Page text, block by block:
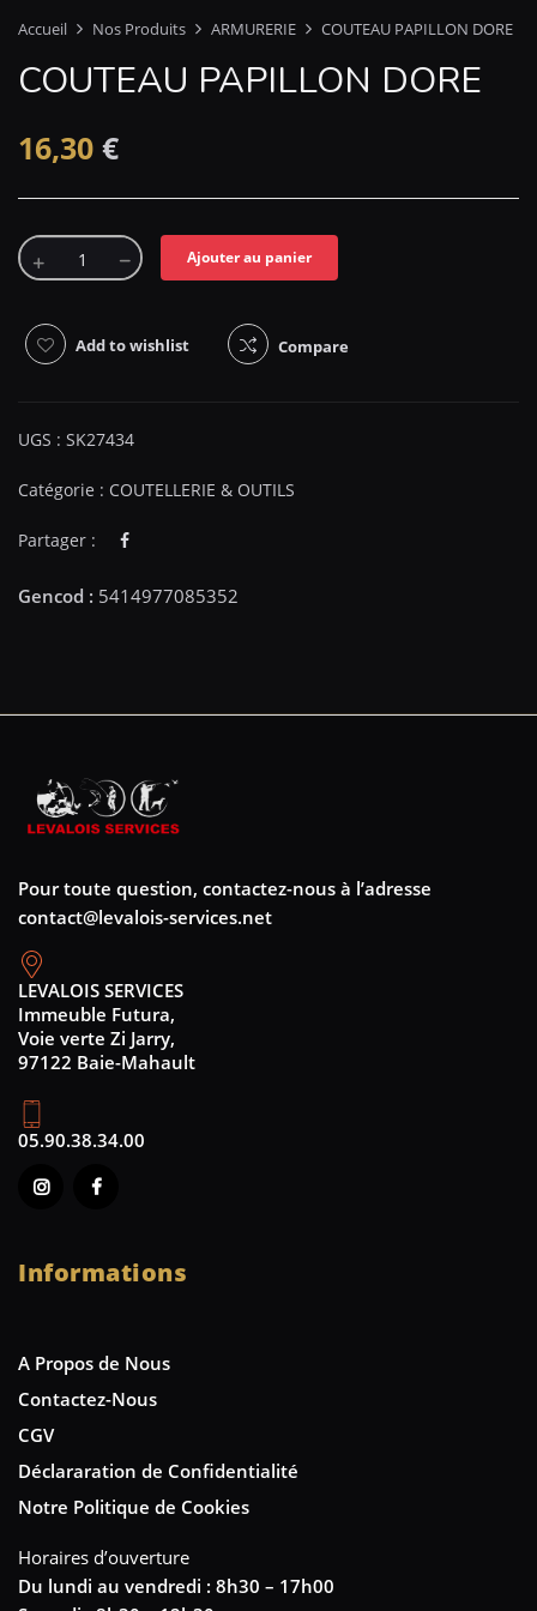
Accueil Nos Produits ARMURERIE COUTEAU PAPILLON DORE
COUTEAU PAPILLON DORE
16,30 €
Ajouter au panier
Add to wishlist Compare
UGS : SK27434
Catégorie : COUTELLERIE & OUTILS
Partager :
Pour toute question, contactez-nous à l’adresse
contact@levalois-services.net
LEVALOIS SERVICES
Immeuble Futura,
Voie verte Zi Jarry,
97122 Baie-Mahault
05.90.38.34.00
Informations
A Propos de Nous
Contactez-Nous
CGV
Déclararation de Confidentialité
Notre Politique de Cookies
Horaires d’ouverture
Du lundi au vendredi : 8h30 – 17h00